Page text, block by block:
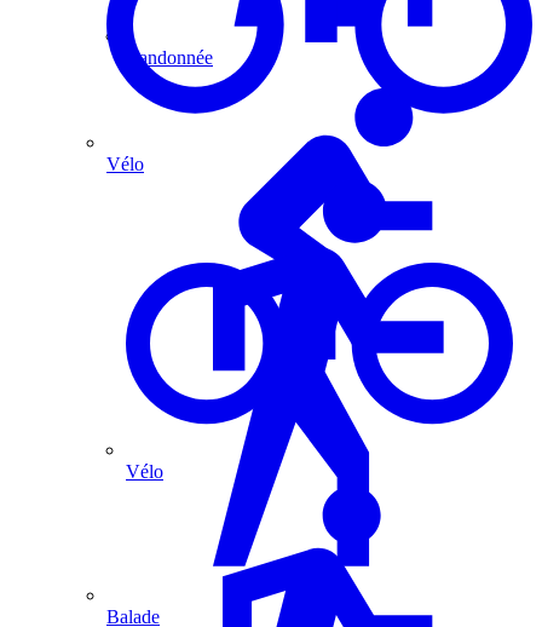
Randonnée
Vélo
Vélo
Balade